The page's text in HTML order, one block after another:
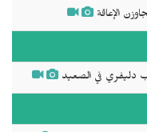
الإعاقة
دليفري في الصعيد